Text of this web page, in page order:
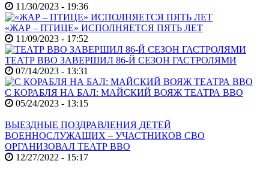
11/30/2023 - 19:36
«ЖАР – ПТИЦЕ» ИСПОЛНЯЕТСЯ ПЯТЬ ЛЕТ
11/09/2023 - 17:52
ТЕАТР ВВО ЗАВЕРШИЛ 86-Й СЕЗОН ГАСТРОЛЯМИ
07/14/2023 - 13:31
С КОРАБЛЯ НА БАЛ: МАЙСКИЙ ВОЯЖ ТЕАТРА ВВО
05/24/2023 - 13:15
ВЫЕЗДНЫЕ ПОЗДРАВЛЕНИЯ ДЕТЕЙ
ВОЕННОСЛУЖАЩИХ – УЧАСТНИКОВ СВО
ОРГАНИЗОВАЛ ТЕАТР ВВО
12/27/2022 - 15:17